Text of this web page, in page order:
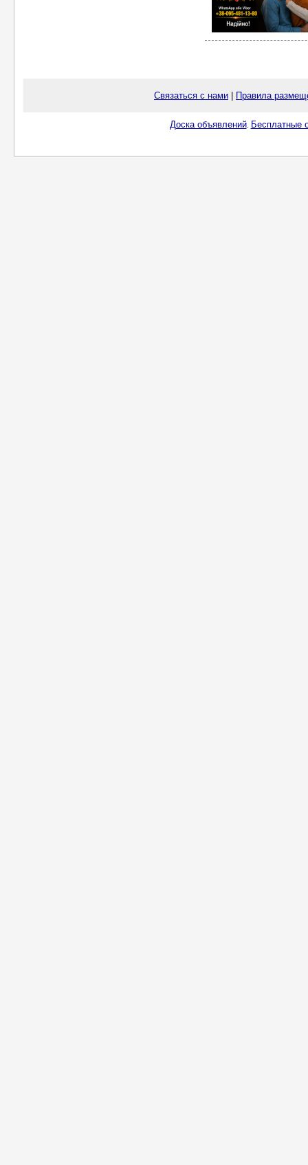
Связаться с нами Правила
Доска объявлений. Бесплатные